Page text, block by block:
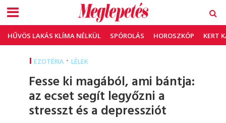
HŰVÖS LAKÁS KLÍMA NÉLKÜL SPÓROLÁS HOROSZKÓP KERT
EZOTÉRIA • LÉLEK
Fesse ki magából, ami bántja:
az ecset segít legyőzni a
stresszt és a depressziót